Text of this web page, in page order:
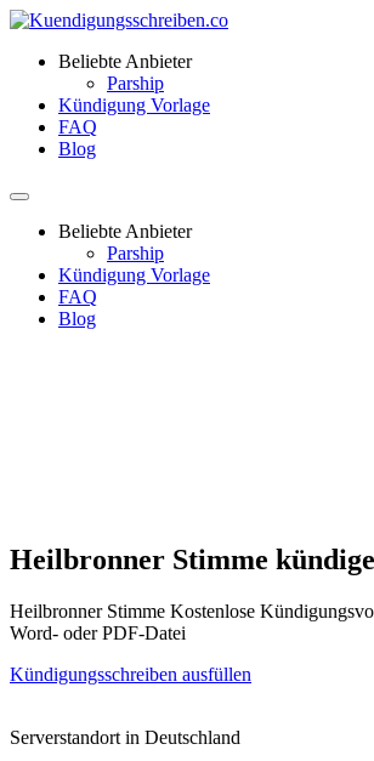
Beliebte Anbieter
Parship
Kündigung Vorlage
FAQ
Blog
Beliebte Anbieter
Parship
Kündigung Vorlage
FAQ
Blog
Heilbronner Stimme
Heilbronner Stimme Kostenlose
Word- oder PDF-Datei
Kündigungsschreiben ausfüllen
Serverstandort in Deutschland